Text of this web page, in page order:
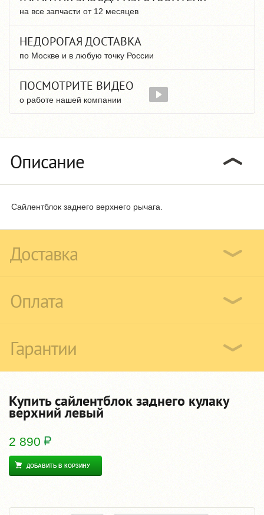
на все запчасти от 12 месяцев
НЕДОРОГАЯ ДОСТАВКА
по Москве и в любую точку России
ПОСМОТРИТЕ ВИДЕО
о работе нашей компании
Описание
Сайлентблок заднего верхнего рычага.
Доставка
Оплата
Гарантии
Купить сайлентблок заднего кулаку
верхний левый
2 890
ДОБАВИТЬ В КОРЗИНУ